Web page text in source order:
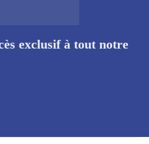
exclusif à tout notre